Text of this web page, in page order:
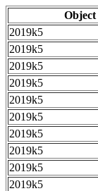
Object
2019k5
2019k5
2019k5
2019k5
2019k5
2019k5
2019k5
2019k5
2019k5
2019k5